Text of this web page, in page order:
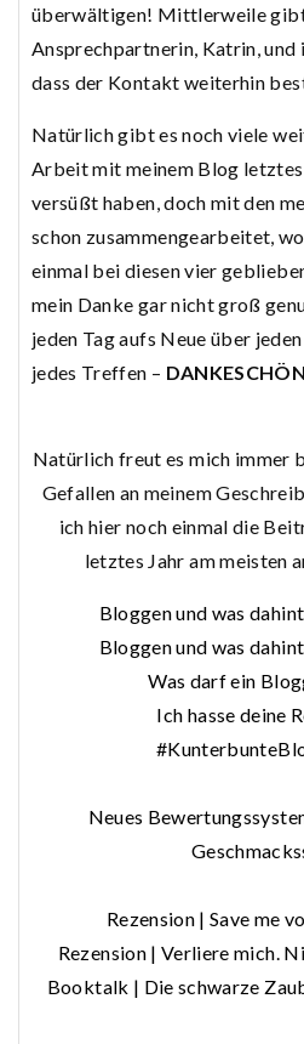
überwältigen! Mittlerweile gibt
Ansprechpartnerin, Katrin,
dass der Kontakt weiterhin
Natürlich gibt es noch viele
Arbeit mit meinem Blog letztes
versüßt haben, doch mit den
schon zusammengearbeitet,
einmal bei diesen vier
mein Danke gar nicht groß
jeden Tag aufs Neue über
jedes Treffen –
Natürlich freut es mich immer
Gefallen an meinem
ich hier noch einmal die
letztes Jahr am meisten
Bloggen und was
Bloggen und was
Was darf ein
Ich hasse deine
Neues
Rezension | Save me
Rezension | Verliere mich.
Booktalk | Die schwarze